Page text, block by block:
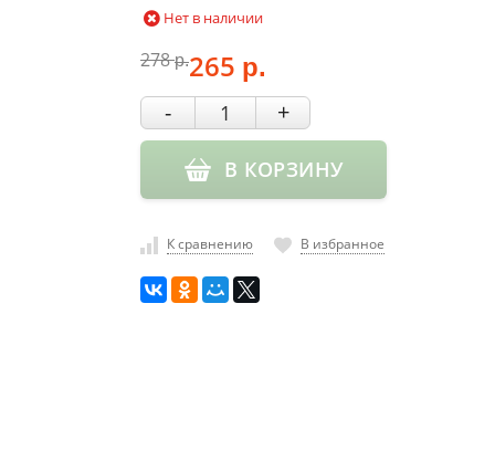
Нет в наличии
265 р.
278р.
- +
В КОРЗИНУ
К сравнению В избранное